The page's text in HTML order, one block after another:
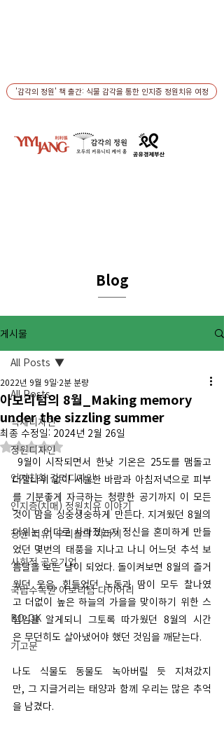
'감각의 정원' 책 출간: 식물 감각을 통한 인지증 정원치유 여정
Blog
게시물
All Posts
식재디자인
정원디자인
인지친화 컬러디자인
인지증(치매) 정원치유 이야기
정원 치유, 우리들의 이야기
사회적 공유기업
국립수목원 아보리텀 다이어리
BO-OK
기고문
All Posts
아보리텀의 8월_Making memory
under the sizzling summer
2022년 9월 9일 2분 분량
최종 수정일: 2024년 2월 26일
별점 5점 중 NaN점을 주었습니다.
더할나위 없이 서늘한 바람과 아침저녁으로 피부
를 기분좋게 자극하는 청량한 공기까지 이 모든
것이 맘을 싱숭생숭하게 만든다. 지겨웠던 8월의
더위는 어디로 사라졌는지 정신을 혼미하게 만들
었던 몇번의 태풍을 지나고 나니 어느덧 추석 보
름달을 보는 날이 되었다. 돌이켜보면 8월의 즐거
웠던 웃음, 힘들었던 노동과 땀이 모두 찰나였
고 더없이 높은 하늘의 가을을 맞이하기 위한 스
텝임을 알게되니 그토록 따가웠던 8월의 시간
은 무던히도 살아냈어야 했던 것임을 깨닫는다.
나도 식물도 동물도 녹아버릴 듯 지쳐갔지
만, 그 지글거리는 태양과 함께 우리는 많은 추억
을 남겼다.